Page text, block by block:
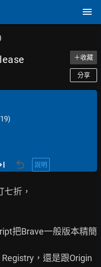
＋收藏
分享
說明
把Brave一般版本精簡
，還是跟Origin